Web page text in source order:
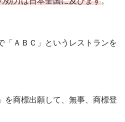
「ＡＢＣ」というレストランを
を商標出願して、無事、商標登